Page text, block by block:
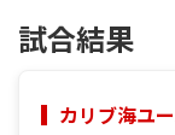
試合結果
カリブ海ユ